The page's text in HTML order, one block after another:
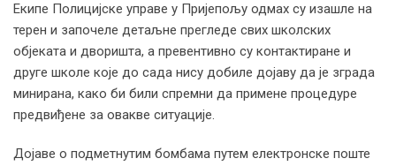
Екипе Полицијске управе у Пријепољу одмах су изашле на
терен и започеле детаљне прегледе свих школских
објеката и дворишта, а превентивно су контактиране и
друге школе које до сада нису добиле дојаву да је зграда
минирана, како би били спремни да примене процедуре
предвиђене за овакве ситуације.
Дојаве о подметнутим бомбама путем електронске поште